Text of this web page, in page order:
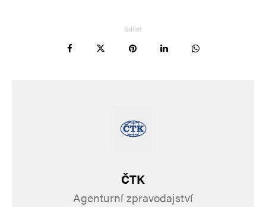
Sdílet
ČTK
Agenturní zpravodajství